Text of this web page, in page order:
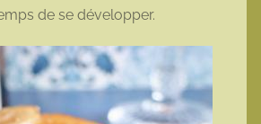
de se développer.